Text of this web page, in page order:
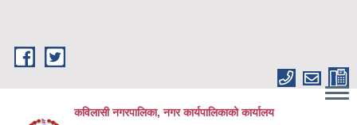
कविलासी नगरपालिका, नगर कार्यपालिकाको कार्यालय